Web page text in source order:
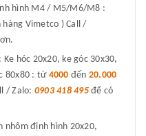
hình M4 / M5/M6/M8 :
hàng Vimetco ) Call /
hóc 20x20, ke góc 30x30,
80x80 : từ 4000 đến 20.000
/ Zalo: 0903 418 495để có
nhôm định hình 20x20,